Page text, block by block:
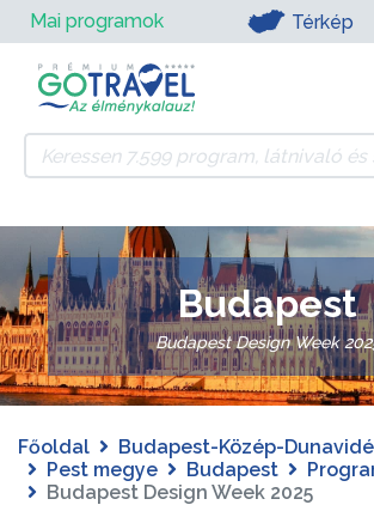
Mai programok Térkép
Budapest
Budapest Design Week
Főoldal
Budapest-Közép-
Pest megye
Budapest
Budapest Design Week 2025